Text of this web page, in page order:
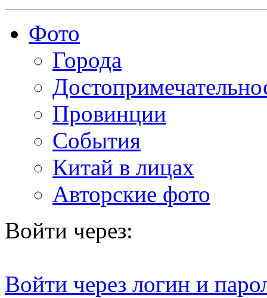
Фото
Города
Провинции
События
Китай в лицах
Авторские фото
Войти через:
Войти через логин и